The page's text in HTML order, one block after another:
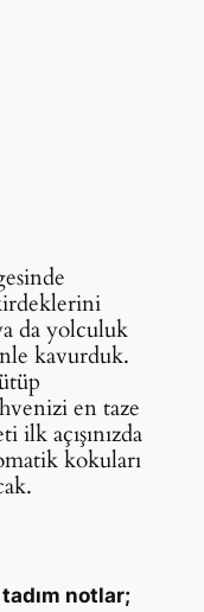
da yolculuk
kavurduk.
en taze
ilk açışınızda
kokuları
notlar;